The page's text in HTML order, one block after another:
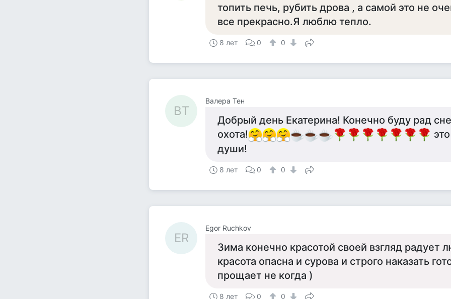
топить печь, рубить дрова , а самой это не
все прекрасно.Я люблю тепло.
8 лет 0 0
ВТ
Валера Тен
Добрый день Екатерина! Конечно буду рад
охота!
души!
8 лет 0 0
ER
Egor Ruchkov
Зима конечно красотой своей взгляд радует
красота опасна и сурова и строго наказать
прощает не когда )
8 лет 0 0